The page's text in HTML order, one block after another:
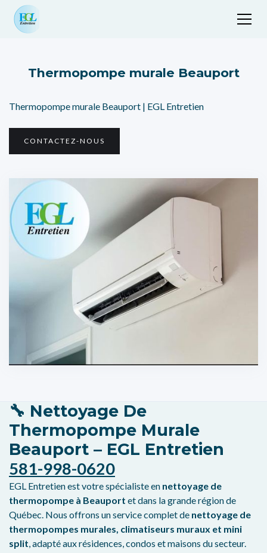
Thermopompe murale Beauport
Thermopompe murale Beauport | EGL Entretien
CONTACTEZ-NOUS
🔧 Nettoyage De
Thermopompe Murale
Beauport – EGL Entretien
581-998-0620
EGL Entretien est votre spécialiste en nettoyage de
thermopompe à Beauport et dans la grande région de
Québec. Nous offrons un service complet de nettoyage de
thermopompes murales, climatiseurs muraux et mini
split , adapté aux résidences, condos et maisons du secteur.